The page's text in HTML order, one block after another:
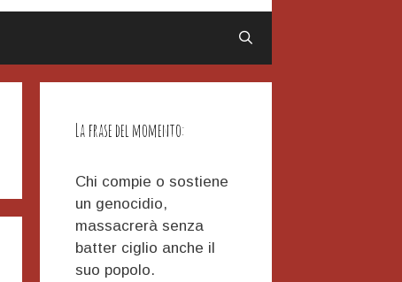
La frase del momento:
Chi compie o sostiene
un genocidio,
massacrerà senza
batter ciglio anche il
suo popolo.